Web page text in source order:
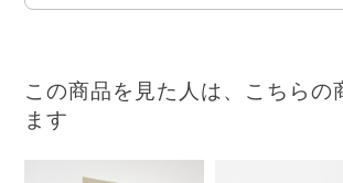
この商品を見た人は、こちらの
ます